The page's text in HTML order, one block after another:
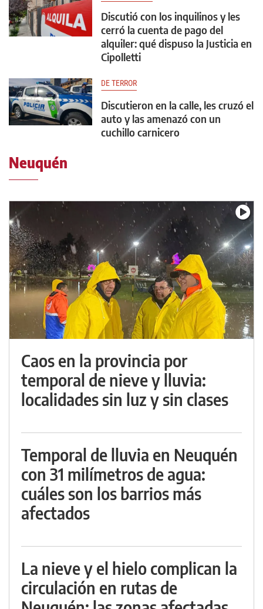
Discutió con los inquilinos y les
cerró la cuenta de pago del
alquiler: qué dispuso la Justicia en
Cipolletti
DE TERROR
Discutieron en la calle, les cruzó el
auto y las amenazó con un
cuchillo carnicero
Neuquén
Caos en la provincia por
temporal de nieve y lluvia:
localidades sin luz y sin clases
Temporal de lluvia en Neuquén
con 31 milímetros de agua:
cuáles son los barrios más
afectados
La nieve y el hielo complican la
circulación en rutas de